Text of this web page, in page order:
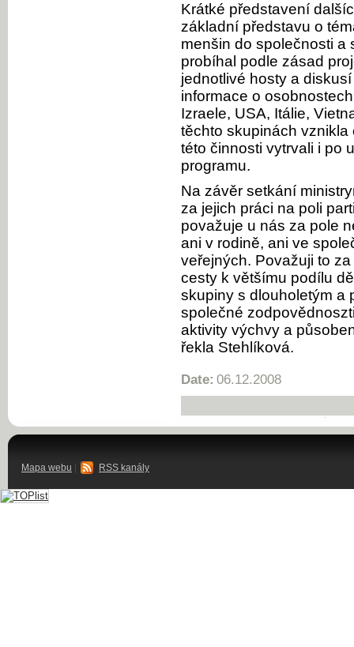
Krátké představení
základní představu o
menšin do společnosti a
probíhal podle zásad
jednotlivé hosty a
informace o
Izraele, USA, Itálie,
těchto skupinách
této činnosti vytrvali i po
programu.
Na závěr setkání
za jejich práci na poli
považuje u nás za pole
ani v rodině, ani ve
veřejných. Považuji to
cesty k většímu podílu
skupiny s dlouholetým a
společné
aktivity výchvy a
řekla Stehlíková.
Date: 06.12.2008
Mapa webu RSS kanály